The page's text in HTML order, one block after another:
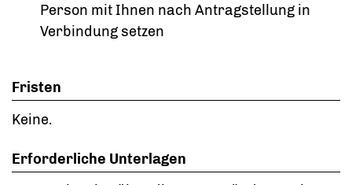
Person mit Ihnen nach Antragstellung in
Verbindung setzen
Fristen
Keine.
Erforderliche Unterlagen